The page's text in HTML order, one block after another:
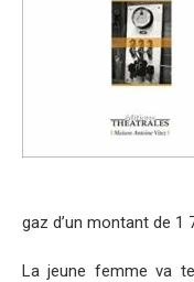
gaz d’un montant de 1
La jeune femme va